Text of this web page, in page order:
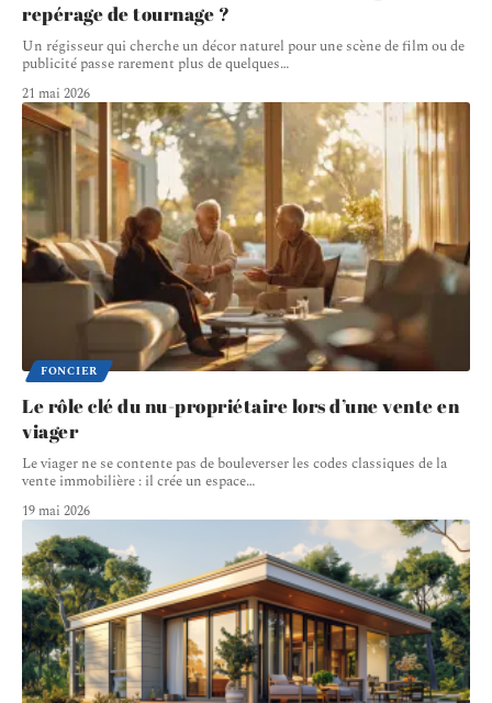
repérage de tournage ?
Un régisseur qui cherche un décor naturel pour une scène de film ou de
publicité passe rarement plus de quelques…
21 mai 2026
FONCIER
Le rôle clé du nu-propriétaire lors d’une vente en
viager
Le viager ne se contente pas de bouleverser les codes classiques de la
vente immobilière : il crée un espace…
19 mai 2026